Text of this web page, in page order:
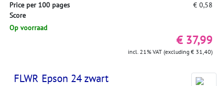
Price per 100 pages
€ 0,58
Score
Op voorraad
€ 37,99
incl. 21% VAT (excluding € 31,40)
FLWR Epson 24 zwart